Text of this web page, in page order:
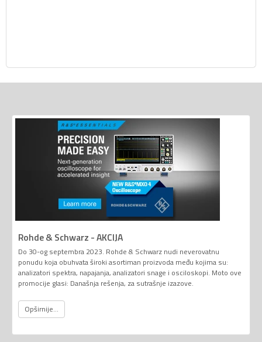
Rohde & Schwarz - AKCIJA
Do 30-og septembra 2023. Rohde & Schwarz nudi neverovatnu
ponudu koja obuhvata široki asortiman proizvoda među kojima su:
analizatori spektra, napajanja, analizatori snage i osciloskopi. Moto ove
promocije glasi: Današnja rešenja, za sutrašnje izazove.
Opširnije...